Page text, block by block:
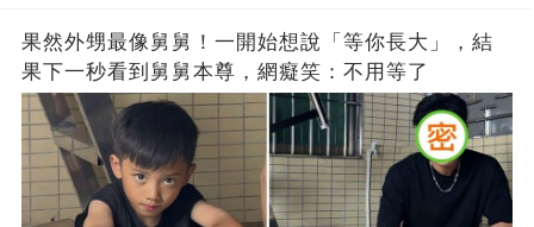
果然外甥最像舅舅！一開始想說「等你長大」，結
果下一秒看到舅舅本尊，網癡笑：不用等了